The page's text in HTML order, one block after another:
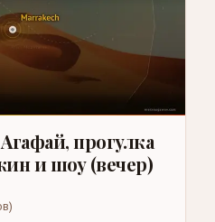
прогулка
и шоу (вечер)